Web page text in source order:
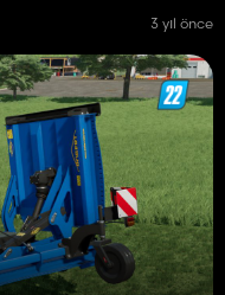
3 yıl önce